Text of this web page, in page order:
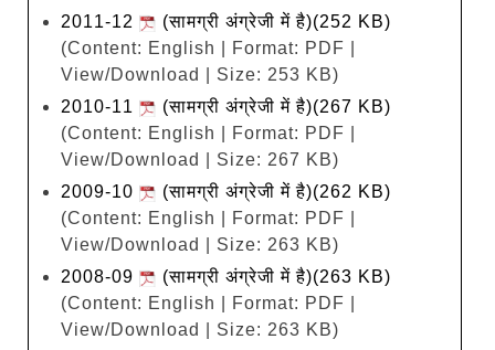
2011-12
(सामग्री अंग्रेजी में है)(252 KB)
(Content: English | Format: PDF |
View/Download | Size: 253 KB)
2010-11
(सामग्री अंग्रेजी में है)(267 KB)
(Content: English | Format: PDF |
View/Download | Size: 267 KB)
2009-10
(सामग्री अंग्रेजी में है)(262 KB)
(Content: English | Format: PDF |
View/Download | Size: 263 KB)
2008-09
(सामग्री अंग्रेजी में है)(263 KB)
(Content: English | Format: PDF |
View/Download | Size: 263 KB)